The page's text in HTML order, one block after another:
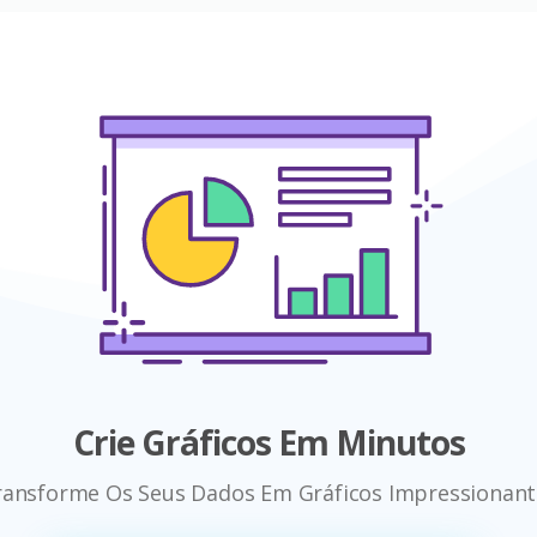
Crie Gráficos Em Minutos
Os Seus Dados Em Gráficos